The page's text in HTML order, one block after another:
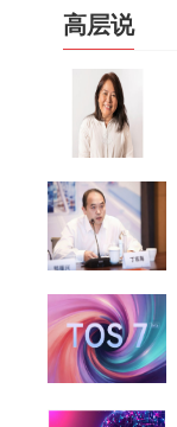
高层说